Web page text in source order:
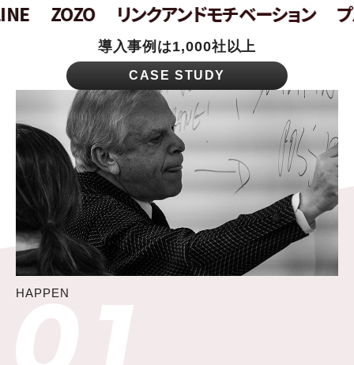
ZOZO リンクアンドモチベーション
導入事例は1,000社以上
CASE STUDY
HAPPEN